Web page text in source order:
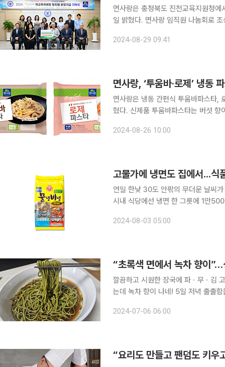
면사랑은 충청북도 진천교육지원청
일 밝혔다. 면사랑 임직원 나눔회로 조성
2024-08-29 09:41
면사랑, ‘투움바·로제’ 냉동
면사랑은 냉동 간편식 투움바파스타,
혔다. 신제품 투움바파스타는 버섯 향이 나는 매콤한 투움바 소스에 두툼한 베이컨을 더해 깊고 풍
2024-08-26 10:00
고물가에 냉면도 집에서...식
연일 한낮 30도 안팎의 무더운 날씨
시내 식당에선 냉면 한 그릇에 1만
2024-08-03 05:00
깔끔하고 시원한 장국에 파ㆍ무ㆍ김 고
는데 녹차 향이 나네! 5일 저녁 출출함을 달래려 고민하던 차에 면사랑이 여름철을 맞아 출시한 '녹
사로잡았다. 제품에는 면과 소바 장국
2024-07-06 06:00
“요리도 만들고 팬덤도 키우